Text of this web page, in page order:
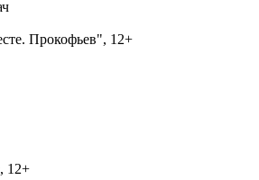
Прокофьев", 12+
12+